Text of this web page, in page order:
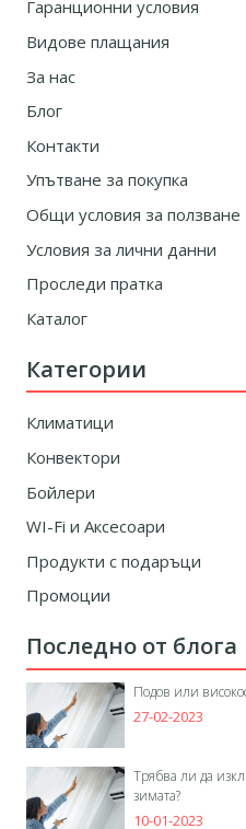
Гаранционни условия
Видове плащания
За нас
Блог
Контакти
Упътване за покупка
Общи условия за ползване
Условия за лични данни
Проследи пратка
Каталог
Категории
Климатици
Конвектори
Бойлери
WI-Fi и Аксесоари
Продукти с подаръци
Промоции
Последно от блога
Подов или
27-02-2023
Трябва ли да
зимата?
10-01-2023